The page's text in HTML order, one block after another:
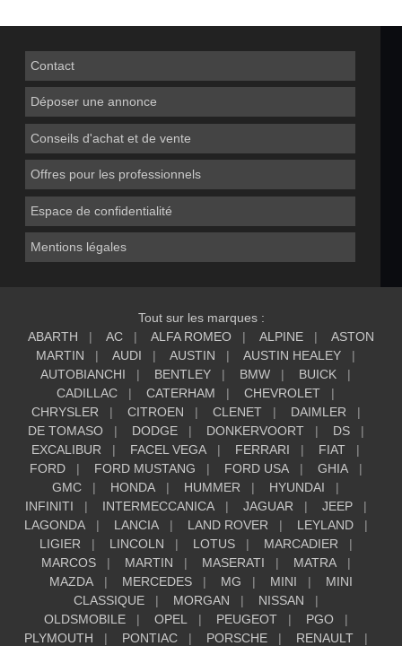
Contact
Déposer une annonce
Conseils d'achat et de vente
Offres pour les professionnels
Espace de confidentialité
Mentions légales
Tout sur les marques :
ABARTH
AC ALFA ROMEO ALPINE
ASTON
MARTIN
AUDI AUSTIN
AUSTIN HEALEY
AUTOBIANCHI
BENTLEY BMW
BUICK
CADILLAC
CATERHAM
CHEVROLET
CHRYSLER
CITROEN CLENET
DAIMLER
DE TOMASO
DODGE DONKERVOORT
DS
EXCALIBUR
FACEL VEGA FERRARI
FIAT
FORD
FORD MUSTANG FORD USA
GHIA
GMC
HONDA HUMMER
HYUNDAI
INFINITI
INTERMECCANICA JAGUAR
JEEP
LAGONDA
LANCIA LAND ROVER
LEYLAND
LIGIER
LINCOLN LOTUS
MARCADIER
MARCOS
MARTIN MASERATI
MATRA
MAZDA
MERCEDES MG MINI
MINI
CLASSIQUE
MORGAN
NISSAN
OLDSMOBILE
OPEL PEUGEOT
PGO
PLYMOUTH
PONTIAC PORSCHE RENAULT